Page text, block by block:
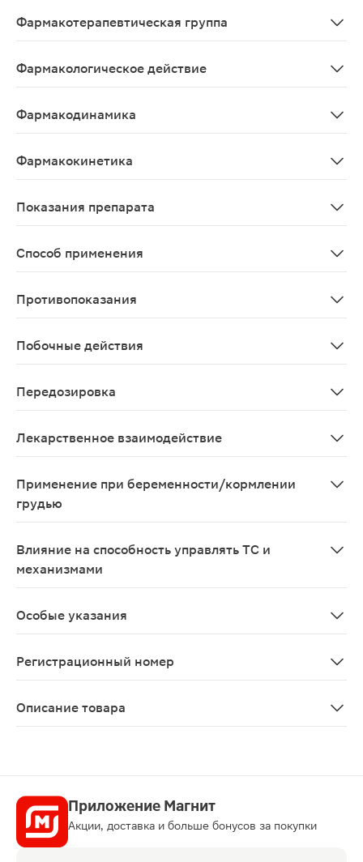
Фармакотерапевтическая группа
Фармакологическое действие
Фармакодинамика
Фармакокинетика
Показания препарата
Способ применения
Противопоказания
Побочные действия
Передозировка
Лекарственное взаимодействие
Применение при беременности/кормлении
грудью
Влияние на способность управлять ТС и
механизмами
Особые указания
Регистрационный номер
Описание товара
Приложение Магнит
Акции, доставка и больше бонусов за покупки